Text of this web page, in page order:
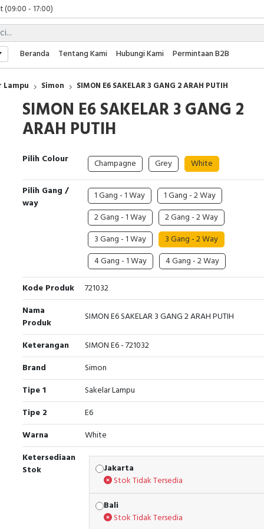
(09:00 - 17:00)
- 17:00)
- 17:00)
(09:00 - 17:00)
Beranda Tentang Kami Hubungi Kami Permintaan B2B
Lampu Simon SIMON E6 SAKELAR 3 GANG 2 ARAH PUTIH
SIMON E6 SAKELAR 3 GANG 2
ARAH PUTIH
Pilih Colour Champagne Grey
White
Pilih Gang /
way
1 Gang - 1 Way
1 Gang - 2 Way
2 Gang - 1 Way
2 Gang - 2 Way
3 Gang - 1 Way
3 Gang - 2 Way
4 Gang - 1 Way
4 Gang - 2 Way
Kode Produk
721032
Nama
Produk
SIMON E6 SAKELAR 3 GANG 2 ARAH PUTIH
Keterangan
SIMON E6 - 721032
Brand
Simon
Tipe 1
Sakelar Lampu
Tipe 2
E6
Warna
White
Ketersediaan
Stok
Jakarta
Stok Tidak Tersedia
Bali
Stok Tidak Tersedia